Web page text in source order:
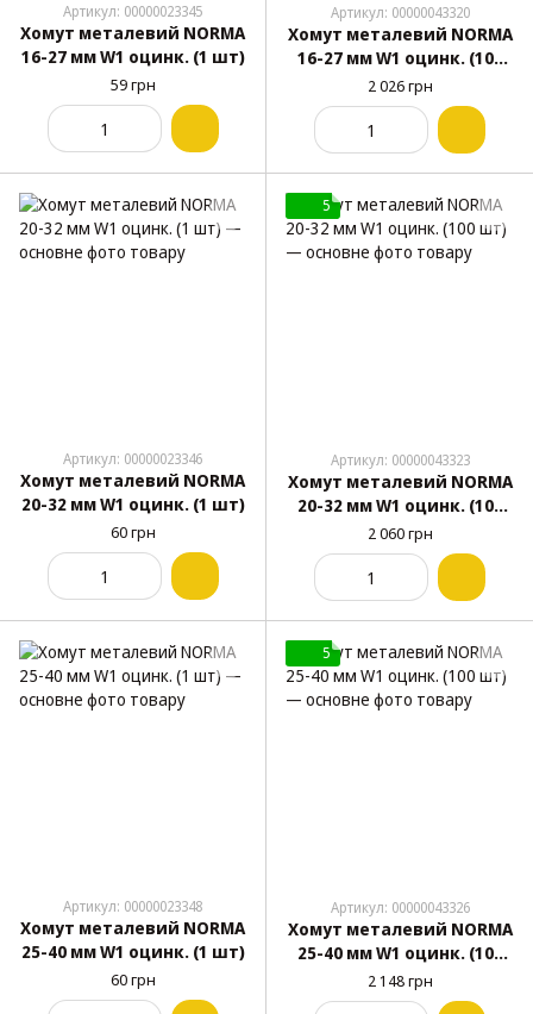
Артикул: 00000023345
Хомут металевий NORMA
16-27 мм W1 оцинк. (1 шт)
59 грн
Артикул: 00000043320
Хомут металевий NORMA
16-27 мм W1 оцинк. (100
шт)
2 026 грн
Артикул: 00000023346
Хомут металевий NORMA
20-32 мм W1 оцинк. (1 шт)
60 грн
5
Артикул: 00000043323
Хомут металевий NORMA
20-32 мм W1 оцинк. (100
шт)
2 060 грн
Артикул: 00000023348
Хомут металевий NORMA
25-40 мм W1 оцинк. (1 шт)
60 грн
5
Артикул: 00000043326
Хомут металевий NORMA
25-40 мм W1 оцинк. (100
шт)
2 148 грн